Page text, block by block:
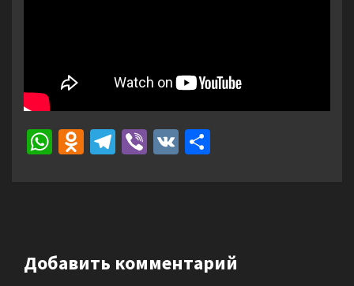
WhatsApp
Odnoklassniki
Telegram
Viber
VK
Добавить комментарий